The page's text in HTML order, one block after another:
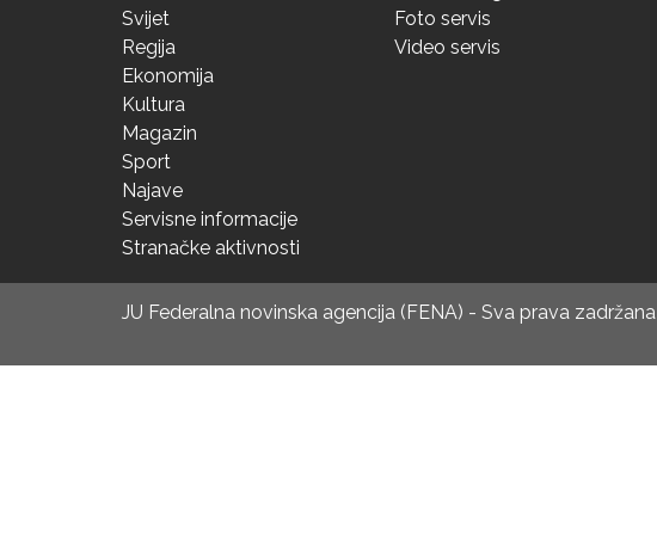
Svijet
Regija
Ekonomija
Kultura
Magazin
Sport
Najave
Servisne informacije
Stranačke aktivnosti
Foto servis
Video servis
JU Federalna novinska agencija (FENA) - Sva prava zadržana